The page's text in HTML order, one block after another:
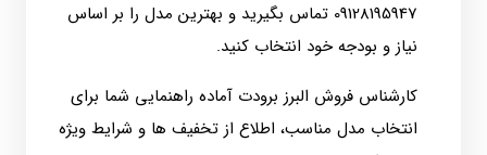
09128195947 تماس بگیرید و بهترین مدل را بر اساس
نیاز و بودجه خود انتخاب کنید.
کارشناس فروش البرز برودت آماده راهنمایی شما برای
انتخاب مدل مناسب، اطلاع از تخفیف‌ ها و شرایط ویژه